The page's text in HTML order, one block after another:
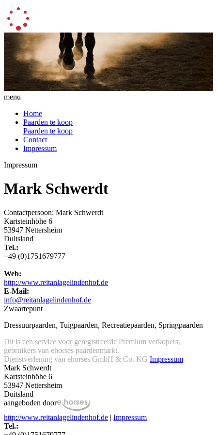
menu
Home
Paarden te koop
Paarden te koop
Contact
Impressum
Impressum
Mark Schwerdt
Contactpersoon: Mark Schwerdt
Kartsteinhöhe 6
53947 Nettersheim
Duitsland
Tel.:
+49 (0)1751679777
Web:
http://www.reitanlagelindenhof.de
E-Mail:
info@reitanlagelindenhof.de
Zwaartepunt
Dressuurpaarden, Tuigpaarden, Recreatiepaarden, Springpaarden
Dit is een service voor geregistreerde Premium verkopers,
gebruikers van ehorses paardenmarkt.
Dienstverlening van ehorses GmbH & Co. KG Impressum
Mark Schwerdt
Kartsteinhöhe 6
53947 Nettersheim
Duitsland
aangeboden door
http://www.reitanlagelindenhof.de | Impressum
Tel.: